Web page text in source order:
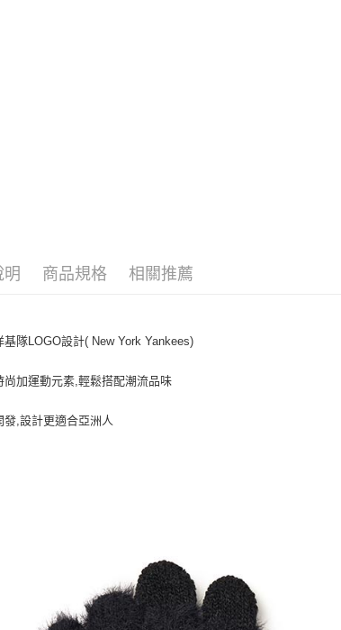
明 商品規格 相關推薦
基隊LOGO設計( New York Yankees)
尚加運動元素,輕鬆搭配潮流品味
發,設計更適合亞洲人